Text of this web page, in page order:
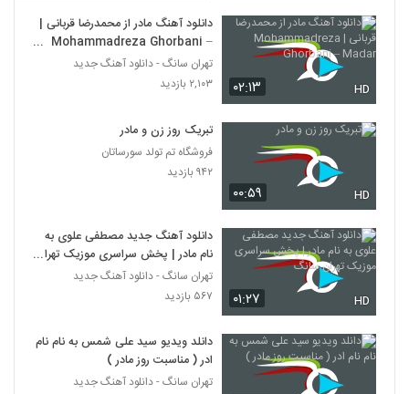
۰۲:۱۳ HD
دانلود آهنگ مادر از محمدرضا قربانی |
Mohammadreza Ghorbani –
Madar
تهران سانگ - دانلود آهنگ جدید
۲,۱۰۳ بازدید
۰۰:۵۹ HD
تبریک روز زن و مادر
فروشگاه تم تولد سورساتان
۹۴۲ بازدید
۰۱:۲۷ HD
دانلود آهنگ جدید مصطفی علوی به
نام مادر | پخش سراسری موزیک تهران
سانگ
تهران سانگ - دانلود آهنگ جدید
۵۶۷ بازدید
دانلد ویدیو سید علی شمس به نام نام
ادر ( مناسبت روز مادر )
تهران سانگ - دانلود آهنگ جدید